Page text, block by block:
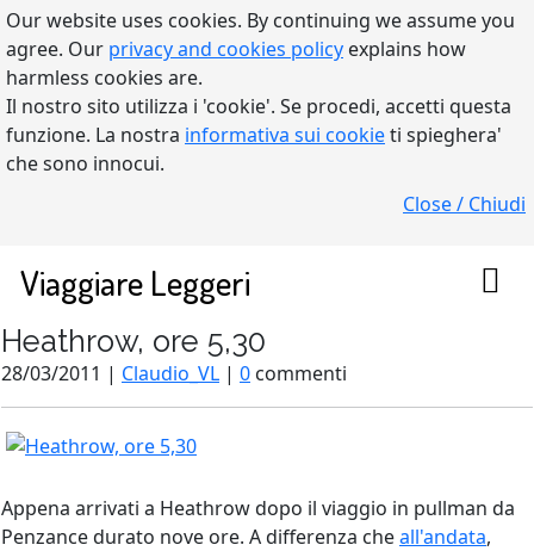
Our website uses cookies. By continuing we assume you
agree. Our privacy and cookies policy explains how
harmless cookies are.
Il nostro sito utilizza i 'cookie'. Se procedi, accetti questa
funzione. La nostra informativa sui cookieti spieghera'
che sono innocui.
Close / Chiudi
Viaggiare Leggeri
Heathrow, ore 5,30
28/03/2011 | Claudio_VL | 0 commenti
Appena arrivati a Heathrow dopo il viaggio in pullman da
Penzance durato nove ore. A differenza cheall'andata,